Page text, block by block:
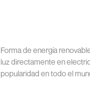
Forma de energía
luz directamente en
popularidad en todo el